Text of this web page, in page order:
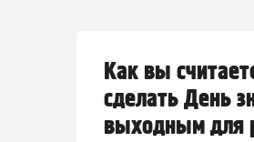
Как вы
сделать День
выходным для